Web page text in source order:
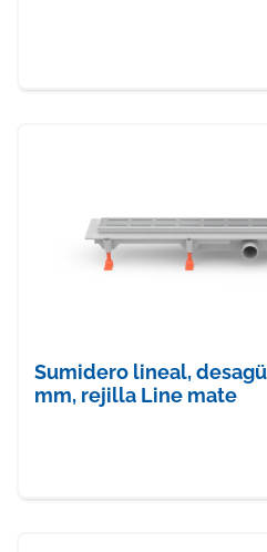
Sumidero lineal,
mm, rejilla Line mate